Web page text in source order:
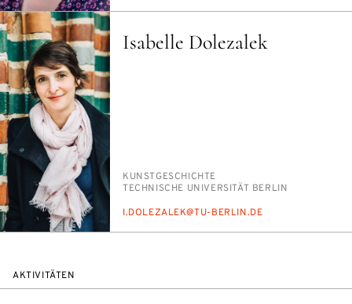
Isabelle Dolezalek
PERSON_RESEARCH_SUBJECT
KUNST­GE­SCHICH­TE
INSTITUTION
TECH­NI­SCHE UNI­VER­SI­TÄT BER­LIN
E-
I.DO­LEZA­LEK@TU-BER­LIN.DE
AKTIVITÄTEN